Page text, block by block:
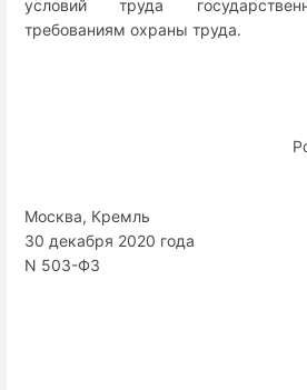
условий труда
требованиям охраны труда.
Москва, Кремль
30 декабря 2020 года
N 503-ФЗ